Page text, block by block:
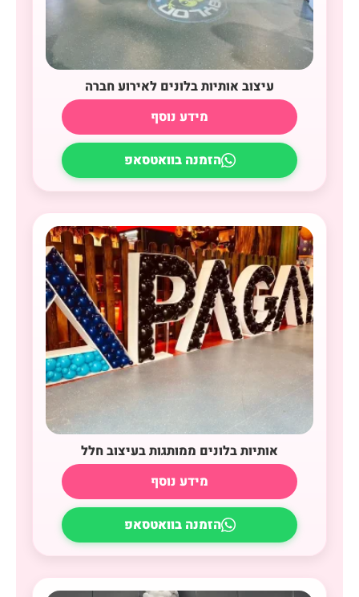
עיצוב אותיות בלונים לאירוע חברה
מידע נוסף
הזמנה בוואטסאפ
אותיות בלונים ממותגות בעיצוב חלל
מידע נוסף
הזמנה בוואטסאפ